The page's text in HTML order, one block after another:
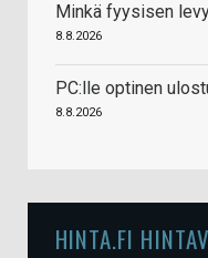
Minkä fyysisen
8.8.2026
PC:lle optinen
8.8.2026
HINTA.FI